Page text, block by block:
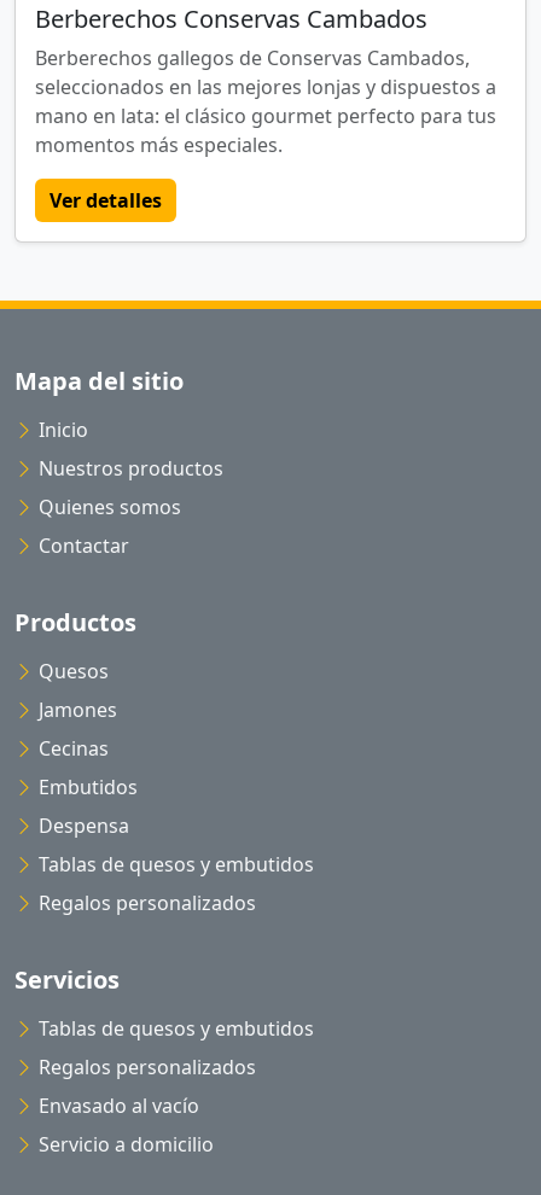
Berberechos Conservas Cambados
Berberechos gallegos de Conservas Cambados,
seleccionados en las mejores lonjas y dispuestos a
mano en lata: el clásico gourmet perfecto para tus
momentos más especiales.
Ver detalles
Mapa del sitio
Inicio
Nuestros productos
Quienes somos
Contactar
Productos
Quesos
Jamones
Cecinas
Embutidos
Despensa
Tablas de quesos y embutidos
Regalos personalizados
Servicios
Tablas de quesos y embutidos
Regalos personalizados
Envasado al vacío
Servicio a domicilio